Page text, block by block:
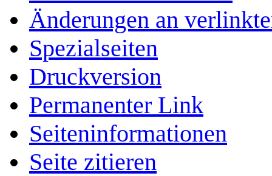
Änderungen an
Spezialseiten
Druckversion
Permanenter Link
Seiten­­informationen
Seite zitieren